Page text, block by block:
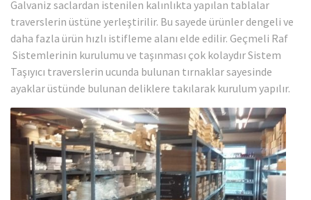
Galvaniz saclardan istenilen kalınlıkta yapılan tablalar
traverslerin üstüne yerleştirilir. Bu sayede ürünler dengeli ve
daha fazla ürün hızlı istifleme alanı elde edilir. Geçmeli Raf
Sistemlerinin kurulumu ve taşınması çok kolaydır Sistem
Taşıyıcı traverslerin ucunda bulunan tırnaklar sayesinde
ayaklar üstünde bulunan deliklere takılarak kurulum yapılır.